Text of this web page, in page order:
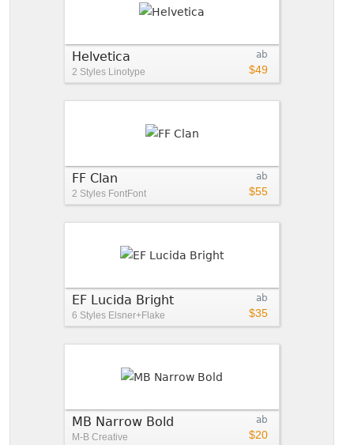
ab
$49
Helvetica
2 Styles Linotype
ab
$55
FF Clan
2 Styles FontFont
ab
$35
EF Lucida Bright
6 Styles Elsner+Flake
ab
$20
MB Narrow Bold
M-B Creative